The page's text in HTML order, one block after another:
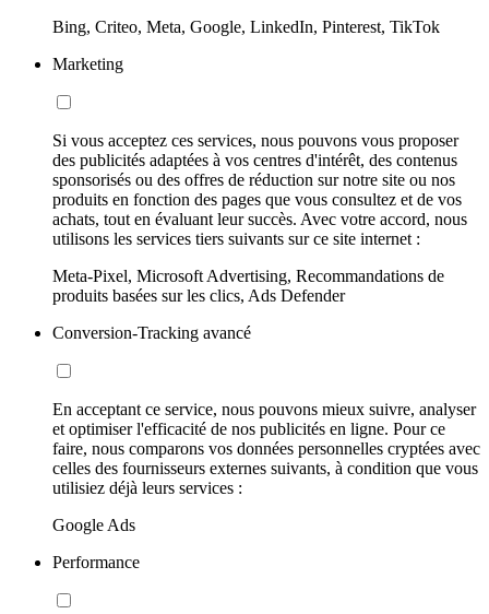
Bing, Criteo, Meta, Google, LinkedIn, Pinterest, TikTok
Marketing
Si vous acceptez ces services, nous pouvons vous proposer
des publicités adaptées à vos centres d'intérêt, des contenus
sponsorisés ou des offres de réduction sur notre site ou nos
produits en fonction des pages que vous consultez et de vos
achats, tout en évaluant leur succès. Avec votre accord, nous
utilisons les services tiers suivants sur ce site internet :
Meta-Pixel, Microsoft Advertising, Recommandations de
produits basées sur les clics, Ads Defender
Conversion-Tracking avancé
En acceptant ce service, nous pouvons mieux suivre, analyser
et optimiser l'efficacité de nos publicités en ligne. Pour ce
faire, nous comparons vos données personnelles cryptées avec
celles des fournisseurs externes suivants, à condition que vous
utilisiez déjà leurs services :
Google Ads
Performance